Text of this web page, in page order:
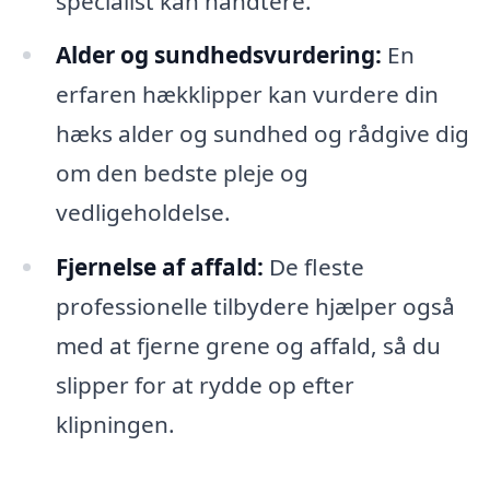
Alder og sundhedsvurdering: En
erfaren hækklipper kan vurdere din
hæks alder og sundhed og rådgive dig
om den bedste pleje og
vedligeholdelse.
Fjernelse af affald: De fleste
professionelle tilbydere hjælper også
med at fjerne grene og affald, så du
slipper for at rydde op efter
klipningen.